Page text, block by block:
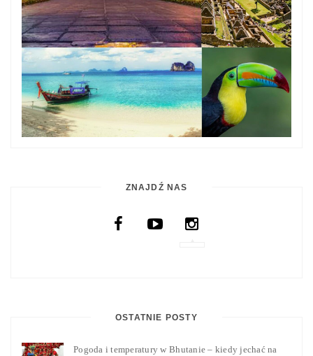
ZNAJDŹ NAS
OSTATNIE POSTY
Pogoda i temperatury w Bhutanie – kiedy jechać na